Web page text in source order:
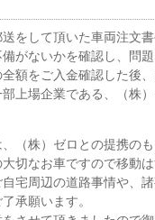
をして頂いた車両注文
がないかを確認し、問
額をご入金確認した後
上場企業である、（株
（株）ゼロとの提携のも
切なお車ですので移動
宅周辺の道路事情や、
承願います。